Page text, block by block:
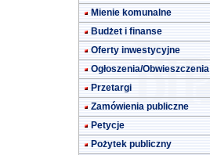
Mienie komunalne
Budżet i finanse
Oferty inwestycyjne
Ogłoszenia/Obwieszczenia
Przetargi
Zamówienia publiczne
Petycje
Pożytek publiczny